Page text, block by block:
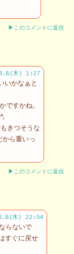
▶このコメントに返信
木) 1:27
いかなぁと
ですかね。
きつそうな
ら重いっ
▶このコメントに返信
木) 22:54
らないで
すぐに戻せ